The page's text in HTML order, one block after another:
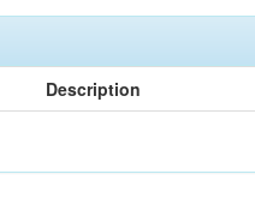
Description